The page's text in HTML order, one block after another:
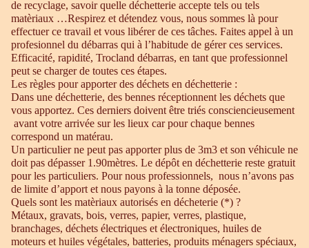
de recyclage, savoir quelle déchetterie accepte tels ou tels
matèriaux …Respirez et détendez vous, nous sommes là pour
effectuer ce travail et vous libérer de ces tâches. Faites appel à un
profesionnel du débarras qui à l’habitude de gérer ces services.
Efficacité, rapidité, Trocland débarras, en tant que professionnel
peut se charger de toutes ces étapes.
Les règles pour apporter des déchets en déchetterie :
Dans une déchetterie, des bennes réceptionnent les déchets que
vous apportez. Ces derniers doivent être triés consciencieusement
avant votre arrivée sur les lieux car pour chaque bennes
correspond un matérau.
Un particulier ne peut pas apporter plus de 3m3 et son véhicule ne
doit pas dépasser 1.90mètres. Le dépôt en déchetterie reste gratuit
pour les particuliers. Pour nous professionnels, nous n’avons pas
de limite d’apport et nous payons à la tonne déposée.
Quels sont les matèriaux autorisés en décheterie (*) ?
Métaux, gravats, bois, verres, papier, verres, plastique,
branchages, déchets électriques et électroniques, huiles de
moteurs et huiles végétales, batteries, produits ménagers spéciaux,